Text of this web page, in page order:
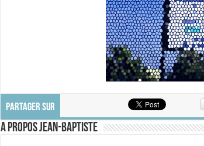
PARTAGER SUR
A propos Jean-Baptiste